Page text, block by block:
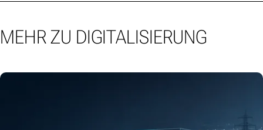
MEHR ZU DIGITALISIERUNG